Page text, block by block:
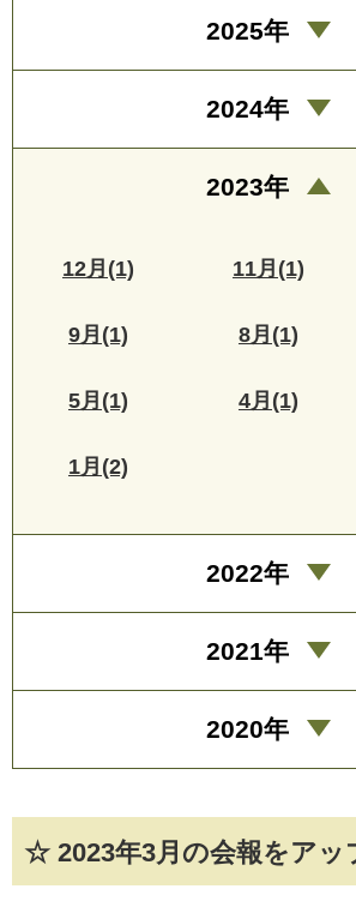
☆ 2023年3月の会報をアッ
2025年
2024年
2023年
12月(1) 11月(1)
9月(1) 8月(1)
5月(1) 4月(1)
1月(2)
2022年
2021年
2020年